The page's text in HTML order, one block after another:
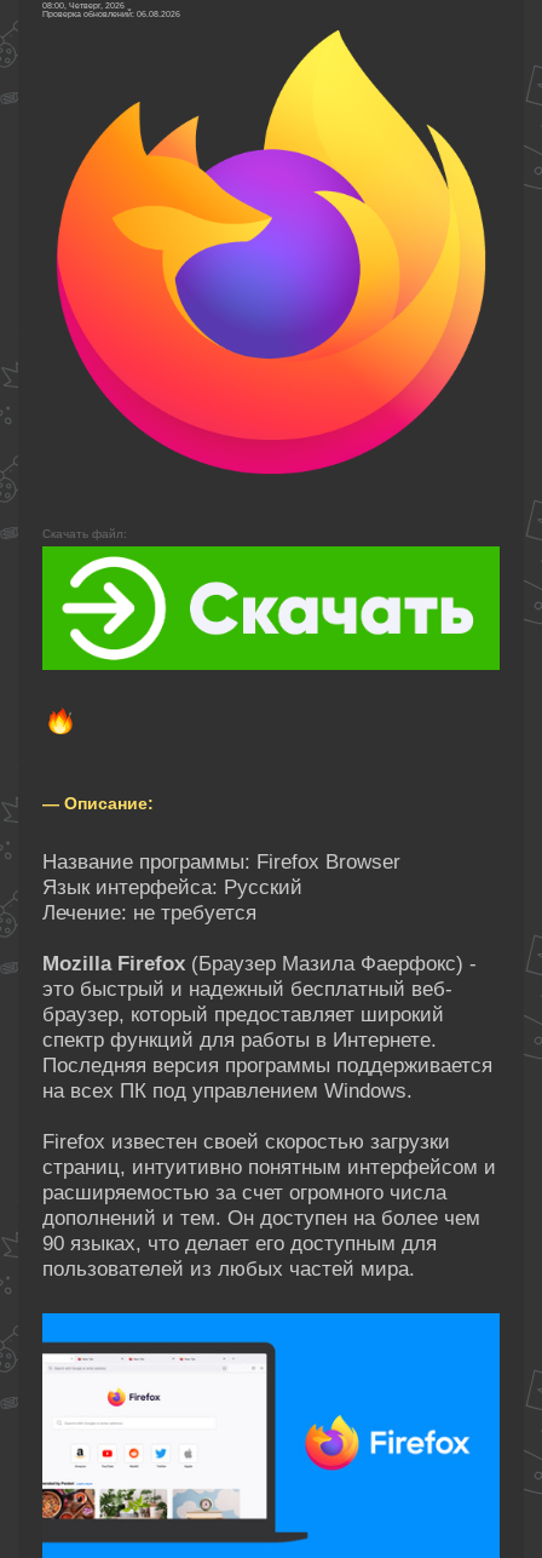
08:00, Четверг, 2026
Проверка обновлений: 06.08.2026
Скачать файл:
— Описание:
Название программы: Firefox Browser
Язык интерфейса: Русский
Лечение: не требуется
Mozilla Firefox (Браузер Мазила Фаерфокс) -
это быстрый и надежный бесплатный веб-
браузер, который предоставляет широкий
спектр функций для работы в Интернете.
Последняя версия программы поддерживается
на всех ПК под управлением Windows.
Firefox известен своей скоростью загрузки
страниц, интуитивно понятным интерфейсом и
расширяемостью за счет огромного числа
дополнений и тем. Он доступен на более чем
90 языках, что делает его доступным для
пользователей из любых частей мира.